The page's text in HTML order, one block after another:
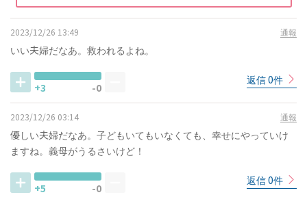
2023/12/26 13:49 通報
いい夫婦だなあ。救われるよね。
+3 -0
返信 0件
2023/12/26 03:14 通報
優しい夫婦だなあ。子どもいてもいなくても、幸せにやっていけ
ますね。義母がうるさいけど！
+5 -0
返信 0件